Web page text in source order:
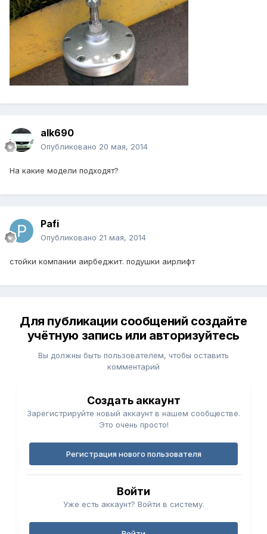
alk690
Опубликовано 20 мая, 2014
На какие модели подходят?
Pafi
Опубликовано 21 мая, 2014
стойки компании аирбеджит. подушки аирлифт
Для публикации сообщений создайте
учётную запись или авторизуйтесь
Вы должны быть пользователем, чтобы оставить
комментарий
Создать аккаунт
Зарегистрируйте новый аккаунт в нашем сообществе.
Это очень просто!
Регистрация нового пользователя
Войти
Уже есть аккаунт? Войти в систему.